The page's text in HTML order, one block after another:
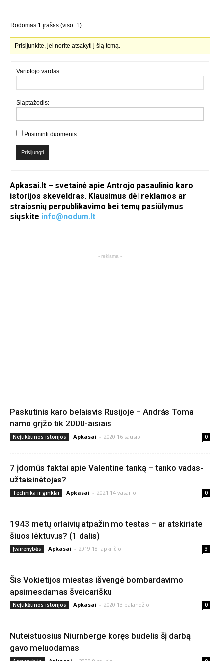
Rodomas 1 įrašas (viso: 1)
Prisijunkite, jei norite atsakyti į šią temą.
Vartotojo vardas:
Slaptažodis:
Prisiminti duomenis
Prisijungti
Apkasai.lt – svetainė apie Antrojo pasaulinio karo
istorijos skeveldras. Klausimus dėl reklamos ar
straipsnių perpublikavimo bei temų pasiūlymus
siųskite info@nodum.lt
- reklama -
Paskutinis karo belaisvis Rusijoje – András Toma
namo grįžo tik 2000-aisiais
Neįtikėtinos istorijos Apkasai - 2020 16 sausio 0
7 įdomūs faktai apie Valentine tanką – tanko vadas-
užtaisinėtojas?
Technika ir ginklai Apkasai - 2021 14 vasario 0
1943 metų orlaivių atpažinimo testas – ar atskiriate
šiuos lėktuvus? (1 dalis)
Įvairenybės Apkasai - 2019 18 lapkričio 3
Šis Vokietijos miestas išvengė bombardavimo
apsimesdamas šveicarišku
Neįtikėtinos istorijos Apkasai - 2020 13 balandžio 0
Nuteistuosius Niurnberge koręs budelis šį darbą
gavo meluodamas